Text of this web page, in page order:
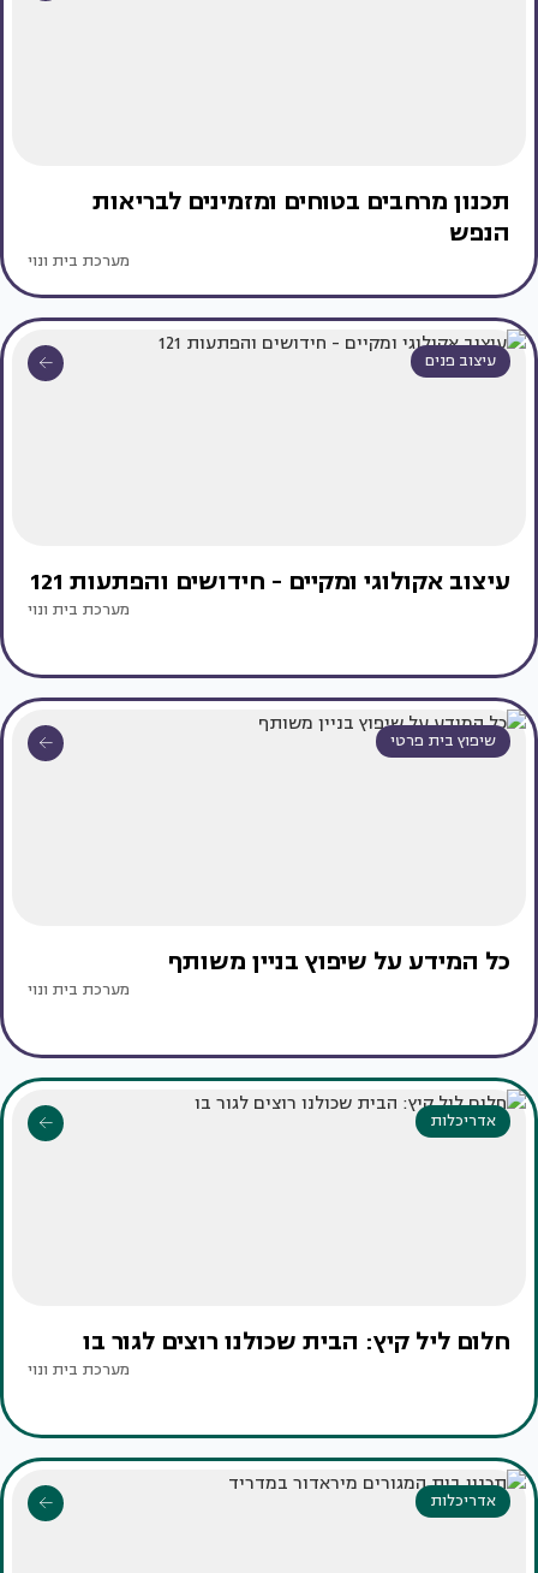
תכנון מרחבים בטוחים ומזמינים לבריאות
הנפש
מערכת בית ונוי
עיצוב פנים
עיצוב אקולוגי ומקיים - חידושים והפתעות 121
מערכת בית ונוי
שיפוץ בית פרטי
כל המידע על שיפוץ בניין משותף
מערכת בית ונוי
אדריכלות
חלום ליל קיץ: הבית שכולנו רוצים לגור בו
מערכת בית ונוי
אדריכלות